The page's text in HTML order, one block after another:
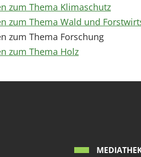
zum Thema Klimaschutz
zum Thema Wald und
zum Thema Forschung
zum Thema Holz